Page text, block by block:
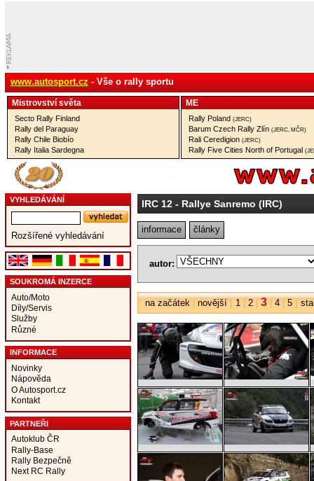
www.autosport.cz - Vše o rally sportu
Mistrovství­ světa
Secto Rally Finland
Rally del Paraguay
Rally Chile Biobío
Rally Italia Sardegna
ME
Rally Poland (JERC)
Barum Czech Rally Zlín (JERC, MČR)
Rali Ceredigion (JERC)
Rally Five Cities North of Portugal
VYHLEDÁVÁNÍ
Rozšířené vyhledávání
SOUKROMÁ INZERCE
Auto/Moto
Díly/Servis
Služby
Různé
INFORMACE
Novinky
Nápověda
O Autosport.cz
Kontakt
PARTNEŘI
Autoklub ČR
Rally-Base
Rally Bezpečně
Next RC Rally
IRC 12- Rallye Sanremo (IRC)
informace články
autor:
na začátek| novější[ 1| 2| 3| 4| 5]